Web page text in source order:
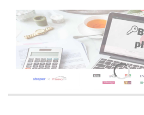
oświetlenie ciągów
funkcjonalne, estetyczne i
Podpowiadamy!
Naciśnij Enter lub spację, aby
Naciśnij Enter lub spację, aby